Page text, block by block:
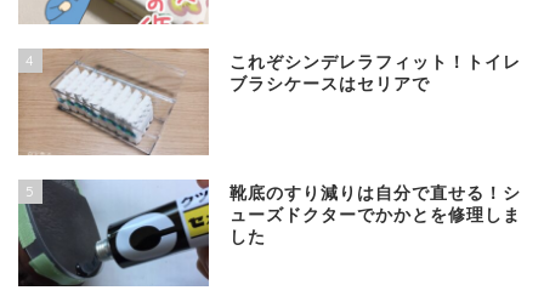
4
これぞシンデレラフィット！トイレ
ブラシケースはセリアで
5
靴底のすり減りは自分で直せる！シ
ューズドクターでかかとを修理しま
した